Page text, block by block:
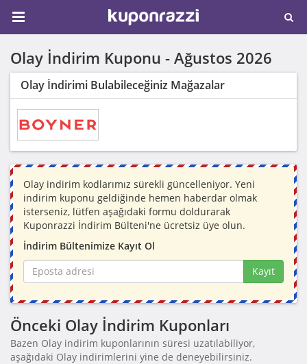
Olay İndirim Kuponu - Ağustos 2026
Olay İndirimi Bulabileceğiniz Mağazalar
Olay indirim kodlarımız sürekli güncelleniyor. Yeni
indirim kuponu geldiğinde hemen haberdar olmak
isterseniz, lütfen aşağıdaki formu doldurarak
Kuponrazzi İndirim Bülteni'ne ücretsiz üye olun.
İndirim Bültenimize Kayıt Ol
Kayıt
Önceki Olay İndirim Kuponları
Bazen Olay indirim kuponlarının süresi uzatılabiliyor,
aşağıdaki Olay indirimlerini yine de deneyebilirsiniz.